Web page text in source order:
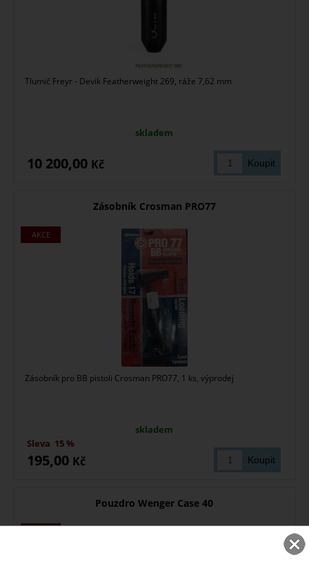
Tlumič Freyr - Devik Featherweight 269, ráže 7,62 mm
skladem
10 200,00 Kč
Zásobník Crosman PRO77
Zásobník pro BB pistoli Crosman PRO77, 1 ks, výprodej
skladem
195,00 Kč
Sleva 15 %
Pouzdro Wenger Case 40